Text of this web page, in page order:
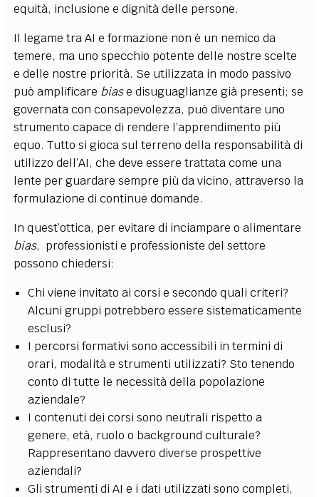
equità, inclusione e dignità delle persone.
Il legame tra AI e formazione non è un nemico da
temere, ma uno specchio potente delle nostre scelte
e delle nostre priorità. Se utilizzata in modo passivo
può amplificare biase disuguaglianze già presenti; se
governata con consapevolezza, può diventare uno
strumento capace di rendere l’apprendimento più
equo. Tutto si gioca sul terreno della responsabilità di
utilizzo dell’AI, che deve essere trattata come una
lente per guardare sempre più da vicino, attraverso la
formulazione di continue domande.
In quest’ottica, per evitare di inciampare o alimentare
bias, professionisti e professioniste del settore
possono chiedersi:
Chi viene invitato ai corsi e secondo quali criteri?
Alcuni gruppi potrebbero essere sistematicamente
esclusi?
I percorsi formativi sono accessibili in termini di
orari, modalità e strumenti utilizzati? Sto tenendo
conto di tutte le necessità della popolazione
aziendale?
I contenuti dei corsi sono neutrali rispetto a
genere, età, ruolo o background culturale?
Rappresentano davvero diverse prospettive
aziendali?
Gli strumenti di AI e i dati utilizzati sono completi,